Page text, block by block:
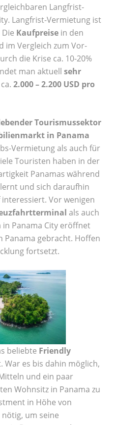
Langfrist-
Langfrist-Vermietung ist
Kaufpreise in den
im Vergleich zum Vor-
die Krise ca. 10-20%
man aktuell sehr
2.000 – 2.200 USD pro
Tourismussektor
in Panama
Vermietung als auch für
Touristen haben in der
Panamas während
und sich daraufhin
Vor wenigen
als auch
in Panama City eröffnet
Panama gebracht. Hoffen
fortsetzt.
beliebte Friendly
War es bis dahin möglich,
und ein paar
Wohnsitz in Panama zu
in Höhe von
nötig, um seine